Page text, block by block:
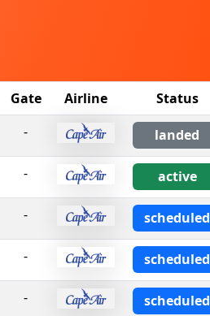
Gate Airline Status
- landed
- active
- scheduled
- scheduled
- scheduled